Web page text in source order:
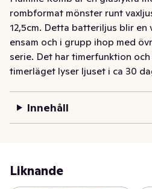
rombformat mönster runt
12,5cm. Detta batteriljus blir
ensam och i grupp ihop med
serie. Det har timerfunktion
timerläget lyser ljuset i ca 30
de kan smälta och missfärgas
Innehåll
Liknande